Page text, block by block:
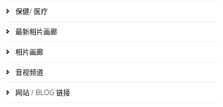
保健/ 医疗
最新相片画廊
相片画廊
音视频道
网站 / BLOG 链接